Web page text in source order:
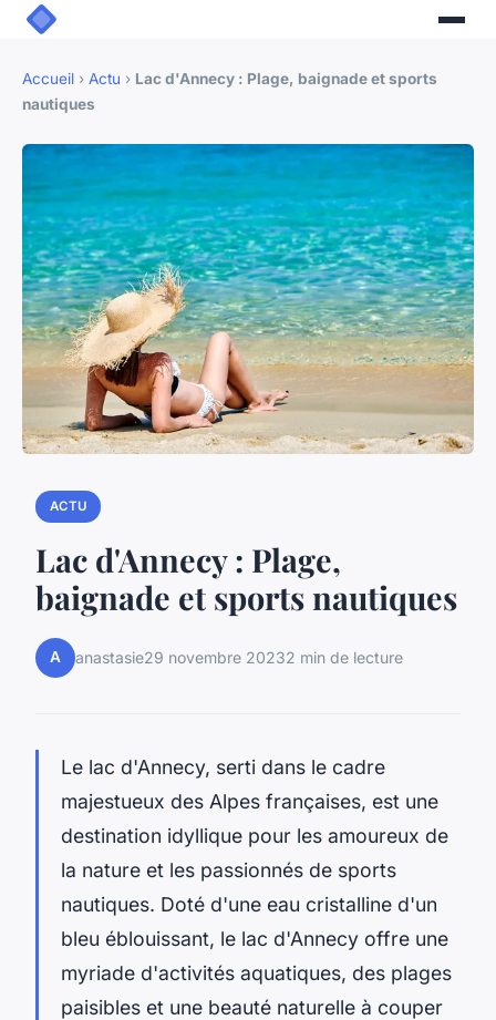
Accueil › Actu › Lac d'Annecy : Plage, baignade et sports
nautiques
ACTU
Lac d'Annecy : Plage,
baignade et sports nautiques
A anastasie29 novembre 20232 min de lecture
Le lac d'Annecy, serti dans le cadre
majestueux des Alpes françaises, est une
destination idyllique pour les amoureux de
la nature et les passionnés de sports
nautiques. Doté d'une eau cristalline d'un
bleu éblouissant, le lac d'Annecy offre une
myriade d'activités aquatiques, des plages
paisibles et une beauté naturelle à couper